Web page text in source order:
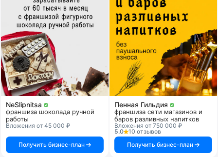
NeSlipnitsa
франшиза шоколада ручной
работы
Вложения от 45 000 ₽
Получить бизнес-план
Пенная Гильдия
франшиза сети магазинов и
баров разливных напитков
Вложения от 750 000 ₽
5.0
10 отзывов
Получить бизнес-план